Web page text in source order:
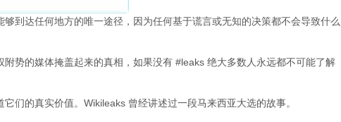
到达任何地方的唯一途径，因为任何基于谎言或无知的决策都不会导致什么
势的媒体掩盖起来的真相，如果没有 #leaks 绝大多数人永远都不可能了解
们的真实价值。Wikileaks 曾经讲述过一段马来西亚大选的故事。